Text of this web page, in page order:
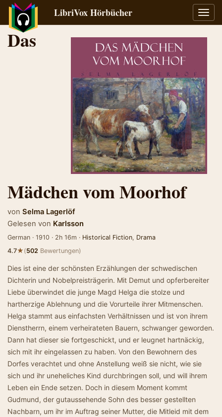
LibriVox Hörbücher
Das
Mädchen vom Moorhof
von Selma Lagerlöf
Gelesen von Karlsson
German · 1910 · 2h 16m · Historical Fiction, Drama
4.7★(502 Bewertungen)
Dies ist eine der schönsten Erzählungen der schwedischen
Dichterin und Nobelpreisträgerin. Mit Demut und opferbereiter
Liebe überwindet die junge Magd Helga die stolze und
hartherzige Ablehnung und die Vorurteile ihrer Mitmenschen.
Helga stammt aus einfachsten Verhältnissen und ist von ihrem
Dienstherrn, einem verheirateten Bauern, schwanger geworden.
Dann hat dieser sie fortgeschickt, und er leugnet hartnäckig,
sich mit ihr eingelassen zu haben. Von den Bewohnern des
Dorfes verachtet und ohne Anstellung weiß sie nicht, wie sie
sich und ihr uneheliches Kind durchbringen soll, und will ihrem
Leben ein Ende setzen. Doch in diesem Moment kommt
Gudmund, der gutaussehende Sohn des besser gestellten
Nachbarn, um ihr im Auftrag seiner Mutter, die Mitleid mit dem